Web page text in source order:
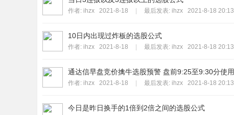
指
标
网
作者: ihzx 2021-8-18 最后发表: ihzx 2021-8-18 20:13
10日内出现过炸板的选股公式
作者: ihzx 2021-8-18 最后发表: ihzx 2021-8-18 20:13
通达信早盘竞价擒牛选股预警 盘前9:25至9:30分使用
作者: ihzx 2021-8-18 最后发表: ihzx 2021-8-18 20:13
今日是昨日换手的1倍到2倍之间的选股公式